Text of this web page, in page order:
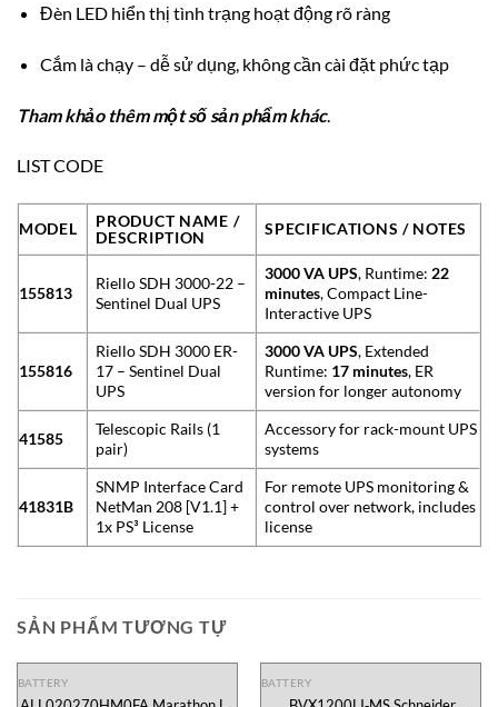
Đèn LED hiển thị tình trạng hoạt động rõ ràng
Cắm là chạy – dễ sử dụng, không cần cài đặt phức tạp
Tham khảo thêm một số sản phẩm khác.
LIST CODE
MODEL
PRODUCT NAME /
DESCRIPTION
SPECIFICATIONS / NOTES
155813
Riello SDH 3000-22 –
Sentinel Dual UPS
3000 VA UPS, Runtime: 22
minutes, Compact Line-
Interactive UPS
155816
Riello SDH 3000 ER-
17 – Sentinel Dual
UPS
3000 VA UPS, Extended
Runtime: 17 minutes, ER
version for longer autonomy
41585
Telescopic Rails (1
pair)
Accessory for rack-mount UPS
systems
41831B
SNMP Interface Card
NetMan 208 [V1.1] +
1x PS³ License
For remote UPS monitoring &
control over network, includes
license
SẢN PHẨM TƯƠNG TỰ
BATTERY BATTERY